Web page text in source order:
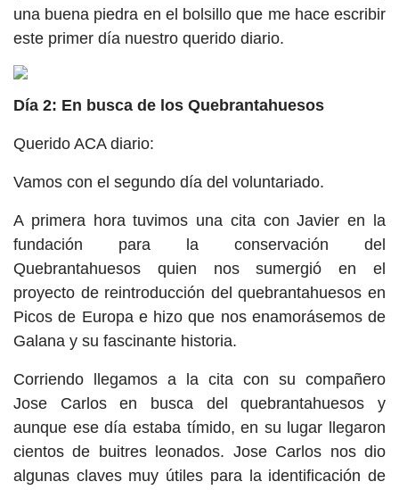
una buena piedra en el bolsillo que me hace escribir
este primer día nuestro querido diario.
Día 2: En busca de los Quebrantahuesos
Querido ACA diario:
Vamos con el segundo día del voluntariado.
A primera hora tuvimos una cita con Javier en la
fundación para la conservación del
Quebrantahuesos quien nos sumergió en el
proyecto de reintroducción del quebrantahuesos en
Picos de Europa e hizo que nos enamorásemos de
Galana y su fascinante historia.
Corriendo llegamos a la cita con su compañero
Jose Carlos en busca del quebrantahuesos y
aunque ese día estaba tímido, en su lugar llegaron
cientos de buitres leonados. Jose Carlos nos dio
algunas claves muy útiles para la identificación de